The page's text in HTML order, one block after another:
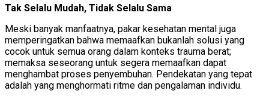
Tak Selalu Mudah, Tidak Selalu Sama
Meski banyak manfaatnya, pakar kesehatan mental juga
memperingatkan bahwa memaafkan bukanlah solusi yang
cocok untuk semua orang dalam konteks trauma berat;
memaksa seseorang untuk segera memaafkan dapat
menghambat proses penyembuhan. Pendekatan yang tepat
adalah yang menghormati ritme dan pengalaman individu.